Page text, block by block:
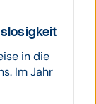
in die
Im Jahr